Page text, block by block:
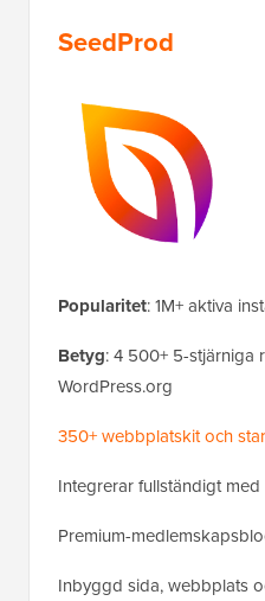
SeedProd
Popularitet: 1M+ aktiva
Betyg: 4 500+ 5-stjärniga
WordPress.org
350+ webbplatskit och
Integrerar fullständigt
Premium-
Inbyggd sida, webbplats